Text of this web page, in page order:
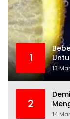
1
13
2
14